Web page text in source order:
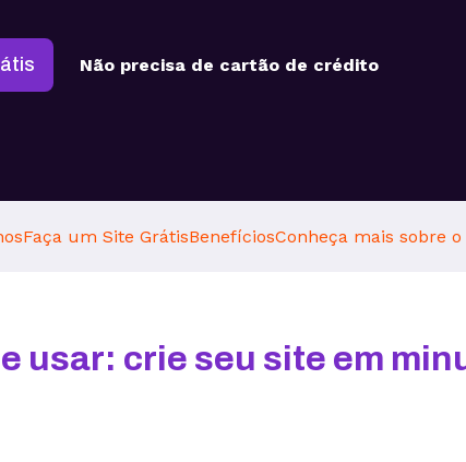
Não precisa de cartão de crédito
Faça um Site GrátisBenefíciosConheça mais sobre
usar: crie seu site em